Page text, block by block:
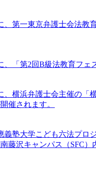
、第一東京弁護士会法
、「第2回B級法教育フ
、横浜弁護士会主催の
催されます。
義塾大学こども六法プ
藤沢キャンパス（SFC